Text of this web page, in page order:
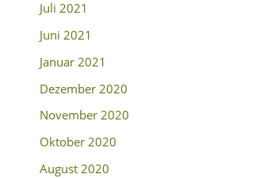
Juli 2021
Juni 2021
Januar 2021
Dezember 2020
November 2020
Oktober 2020
August 2020